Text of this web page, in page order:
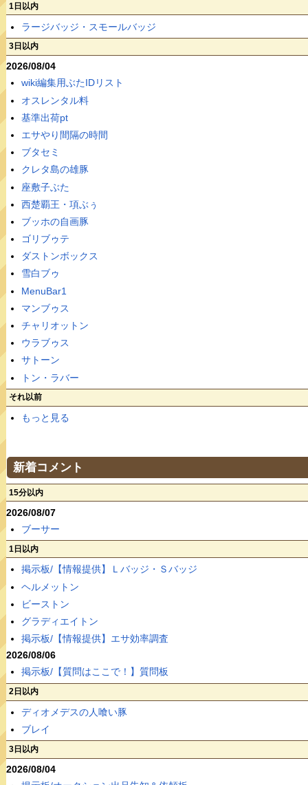
1日以内
ラージバッジ・スモールバッジ
3日以内
2026/08/04
wiki編集用ぶたIDリスト
オスレンタル料
基準出荷pt
エサやり間隔の時間
ブタセミ
クレタ島の雄豚
座敷子ぶた
西楚覇王・項ぶぅ
ブッホの自画豚
ゴリブゥテ
ダストンボックス
雪白ブゥ
MenuBar1
マンブゥス
チャリオットン
ウラブゥス
サトーン
トン・ラバー
それ以前
もっと見る
新着コメント
15分以内
2026/08/07
ブーサー
1日以内
掲示板/【情報提供】Ｌバッジ・Ｓバッジ
ヘルメットン
ビーストン
グラディエイトン
掲示板/【情報提供】エサ効率調査
2026/08/06
掲示板/【質問はここで！】質問板
2日以内
ディオメデスの人喰い豚
ブレイ
3日以内
2026/08/04